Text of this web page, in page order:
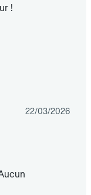
!
22/03/2026